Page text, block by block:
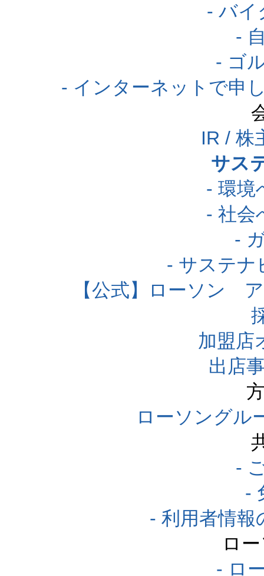
- バイ
-
- ゴ
- インターネットで申
IR / 株
サス
- 環境
- 社会
-
- サステナ
【公式】ローソン
加盟店
出店
ローソングル
-
-
- 利用者情報
ロ
- ロ